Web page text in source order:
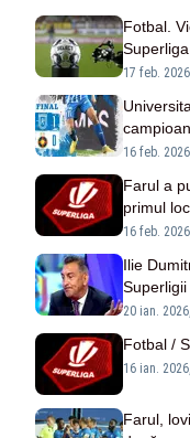
Fotbal.
17 feb.
16 feb.
Farul a
primul
16 feb.
Ilie
Superligii
20 ian.
Fotbal /
16 ian.
Farul,